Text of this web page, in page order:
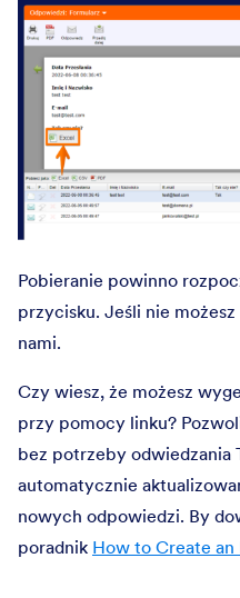
Pobieranie powinno
przycisku. Jeśli nie
nami.
Czy wiesz, że możesz
przy pomocy linku?
bez potrzeby odwiedzania
automatycznie
nowych odpowiedzi. By
poradnik How to Create an